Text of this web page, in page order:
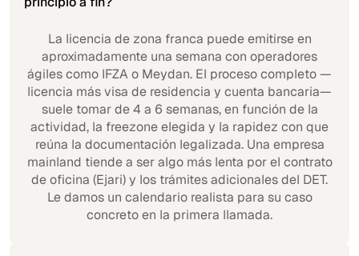
La licencia de zona franca puede emitirse en
aproximadamente una semana con operadores
ágiles como IFZA o Meydan. El proceso completo —
licencia más visa de residencia y cuenta bancaria—
suele tomar de 4 a 6 semanas, en función de la
actividad, la freezone elegida y la rapidez con que
reúna la documentación legalizada. Una empresa
mainland tiende a ser algo más lenta por el contrato
de oficina (Ejari) y los trámites adicionales del DET.
Le damos un calendario realista para su caso
concreto en la primera llamada.